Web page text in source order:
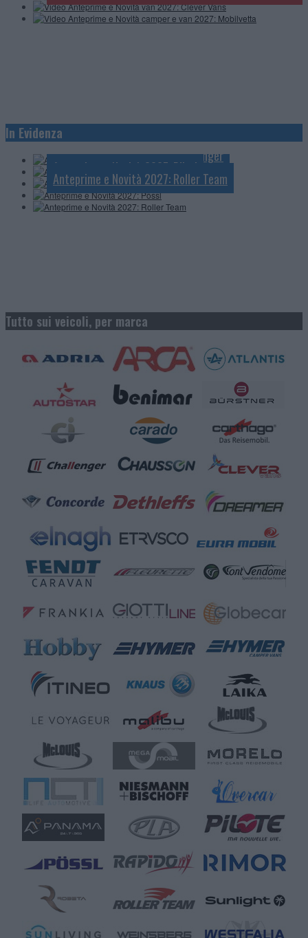
In EvidenzaAnteprime e Novità 2027: Knaus
Anteprime e Novità 2027: Mobilvetta
Anteprime e Novità 2027: Challenger
Anteprime e Novità 2027: Pössl
Anteprime e Novità 2027: Roller Team
Tutto sui veicoli, per marca